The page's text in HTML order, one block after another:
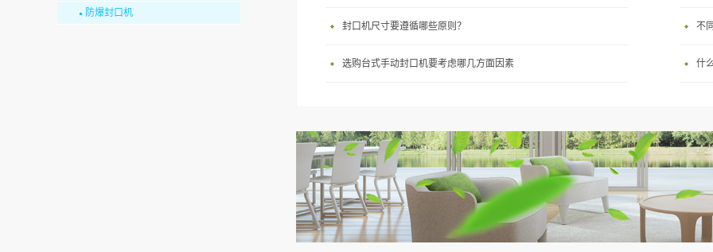
防爆封口机
0.3mm、PVA : 0.3mm、其它复合袋 : 0.4mm
0.5mm■FiF-A系列的概要FiF-A系列为电动
式、可对80cm - 1.5m大型号包材进行封口的
长尺寸封口机。使用本系列时，根据所用包
材厚度及材质，通过定时器对加热和冷却时
间进行设定后、踩下脚踏开关既可以得到牢
封口机尺寸要遵循哪些原则？ 不
选购台式手动封口机要考虑哪几方面因素 什